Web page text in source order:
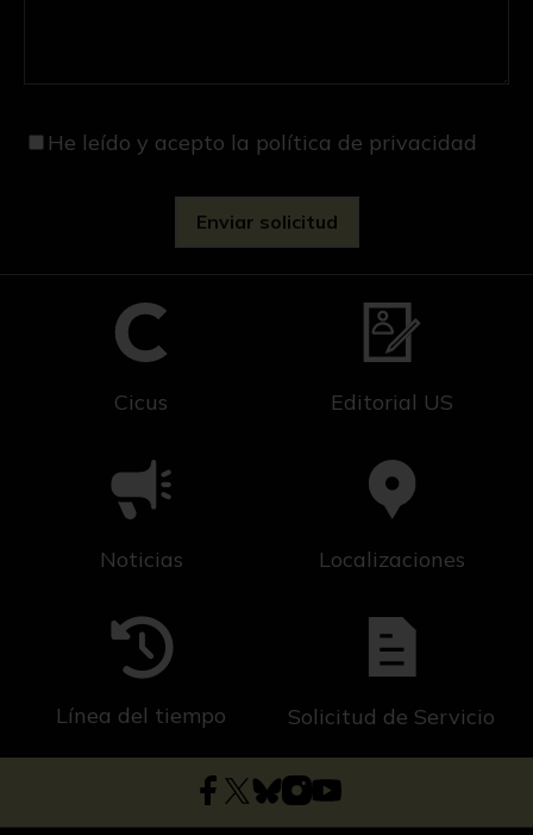
He leído y acepto la política de privacidad
Cicus Editorial US
Noticias Localizaciones
Línea del tiempo Solicitud de Servicio